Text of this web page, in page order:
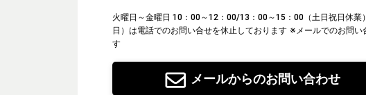
火曜日～金曜日 10：00～12：00/13：00～15：00（土日祝日休業）
日）は電話でのお問い合せを休止しております ※メールでのお問い
す
メールからのお問い合わせ